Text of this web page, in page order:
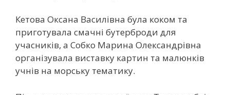
Кетова Оксана Василівна була коком та
приготувала смачні бутерброди для
учасників, а Собко Марина Олександрівна
організувала виставку картин та малюнків
учнів на морську тематику.